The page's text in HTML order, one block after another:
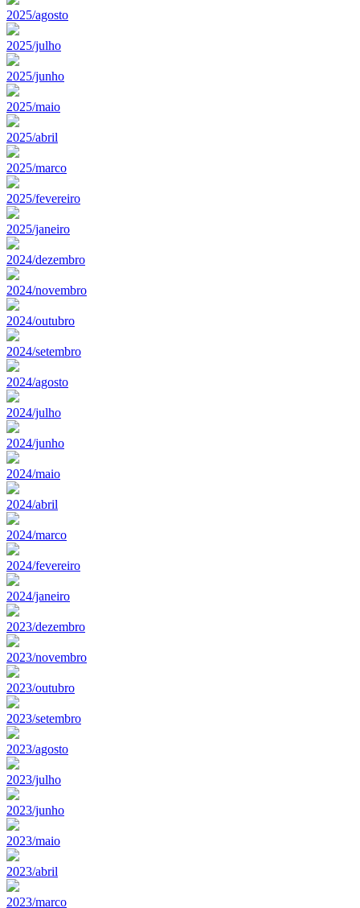
2025/agosto
2025/julho
2025/junho
2025/maio
2025/abril
2025/marco
2025/fevereiro
2025/janeiro
2024/dezembro
2024/novembro
2024/outubro
2024/setembro
2024/agosto
2024/julho
2024/junho
2024/maio
2024/abril
2024/marco
2024/fevereiro
2024/janeiro
2023/dezembro
2023/novembro
2023/outubro
2023/setembro
2023/agosto
2023/julho
2023/junho
2023/maio
2023/abril
2023/marco